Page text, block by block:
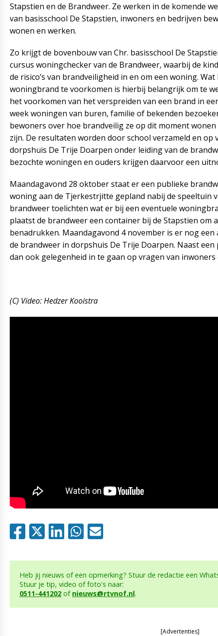
Stapstien en de Brandweer. Ze werken in de komende
van basisschool De Stapstien, inwoners en bedrijven
wonen en werken.
Zo krijgt de bovenbouw van Chr. basisschool De
cursus woningchecker van de Brandweer, waarbij de
de risico’s van brandveiligheid in en om een woning.
woningbrand te voorkomen is hierbij belangrijk om te
het voorkomen van het verspreiden van een brand in
week woningen van buren, familie of bekenden
bewoners over hoe brandveilig ze op dit moment
zijn. De resultaten worden door school verzameld en op
dorpshuis De Trije Doarpen onder leiding van de
bezochte woningen en ouders krijgen daarvoor een
Maandagavond 28 oktober staat er een publieke
woning aan de Tjerkestrjitte gepland nabij de speeltuin
brandweer toelichten wat er bij een eventuele
plaatst de brandweer een container bij de Stapstien om
benadrukken. Maandagavond 4 november is er nog
de brandweer in dorpshuis De Trije Doarpen. Naast
dan ook gelegenheid in te gaan op vragen van inwoners
(C) Video: Hedzer Kooistra
Heb jij nieuws of een opmerking? Stuur de redactie een
Stuur je tip, video of foto's naar:
0511-441202 of nieuws@rtvnof.nl.
[Advertenties]